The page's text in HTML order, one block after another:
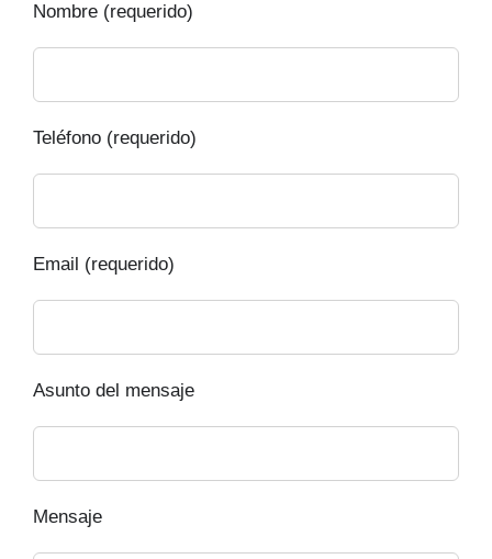
Nombre (requerido)
Teléfono (requerido)
Email (requerido)
Asunto del mensaje
Mensaje